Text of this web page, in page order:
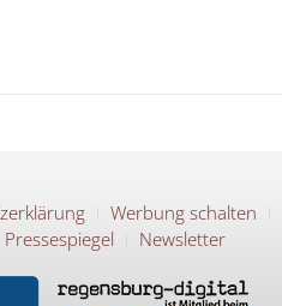
Werbung schalten
Pressespiegel
Newsletter